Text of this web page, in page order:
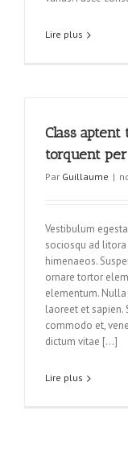
Lire plus
Class
torquent
Par Guillaume |
Vestibulum
sociosqu ad
himenaeos.
ornare tortor
elementum. Nulla
laoreet et sapien.
commodo et,
dictum vitae […]
Lire plus